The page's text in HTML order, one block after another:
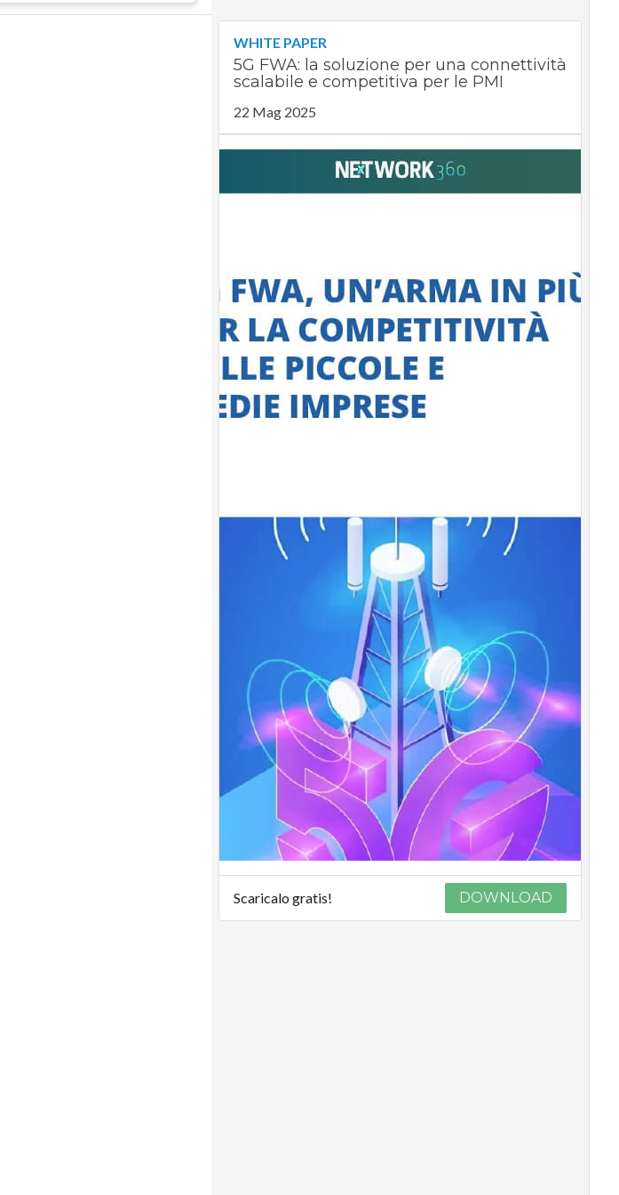
WHITE PAPER
5G FWA: la soluzione per una connettività
scalabile e competitiva per le PMI
22 Mag 2025
Scaricalo gratis! DOWNLOAD